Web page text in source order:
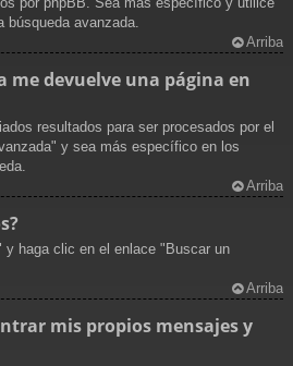
búsqueda avanzada.
Arriba
me devuelve una página en
resultados para ser procesados por el
y sea más específico en los
Arriba
y haga clic en el enlace "Buscar un
Arriba
mis propios mensajes y